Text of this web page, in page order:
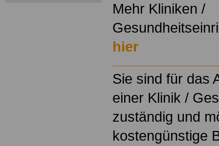
Mehr Kliniken /
hier
Sie sind für das
einer Klinik /
zuständig und
kostengünstige